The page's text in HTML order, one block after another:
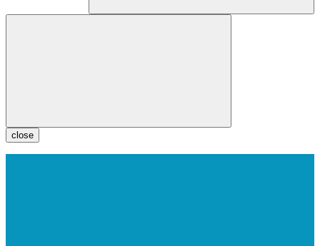
close